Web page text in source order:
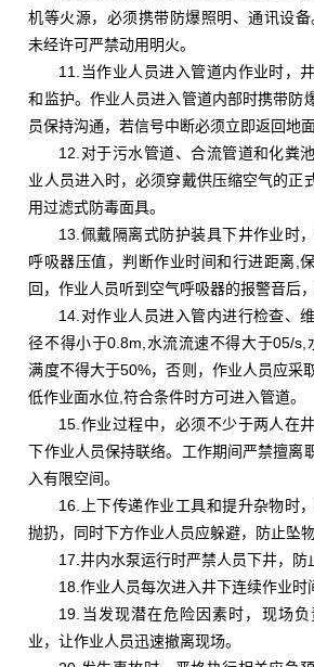
机等火源，必须携带防爆照明、通讯设备
未经许可严禁动用明火。
11.当作业人员进入管道内作业时，
和监护。作业人员进入管道内部时携带防
员保持沟通，若信号中断必须立即返回地面
12.对于污水管道、合流管道和化粪
业人员进入时，必须穿戴供压缩空气的正
用过滤式防毒面具。
13.佩戴隔离式防护装具下井作业时
呼吸器压值，判断作业时间和行进距离,
回，作业人员听到空气呼吸器的报警音后
14.对作业人员进入管内进行检查、
径不得小于0.8m,水流流速不得大于05/s,
满度不得大于50%，否则，作业人员应采
低作业面水位,符合条件时方可进入管道。
15.作业过程中，必须不少于两人在
下作业人员保持联络。工作期间严禁擅离
入有限空间。
16.上下传递作业工具和提升杂物时
抛扔，同时下方作业人员应躲避，防止坠物
17.井内水泵运行时严禁人员下井，防
18.作业人员每次进入井下连续作业时
19.当发现潜在危险因素时，现场
业，让作业人员迅速撤离现场。